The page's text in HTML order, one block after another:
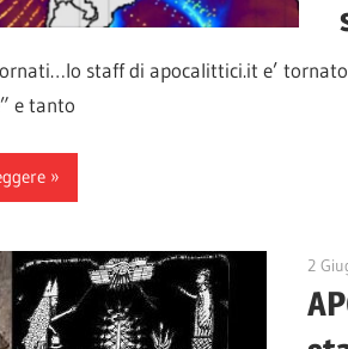
staff di apocalittici.it e’
e tanto
2